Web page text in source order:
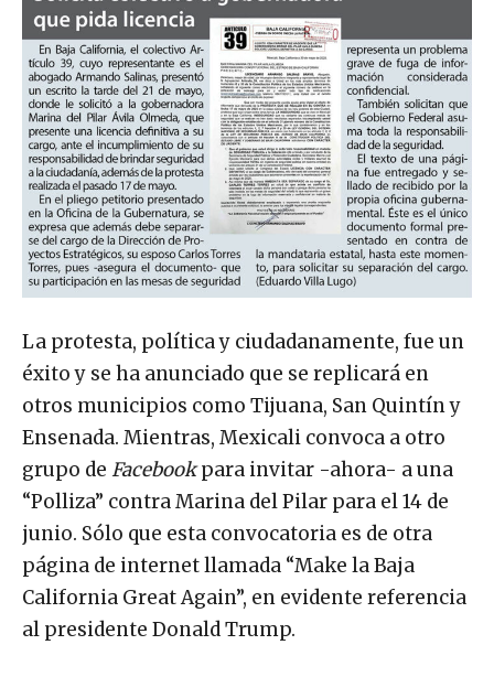
La protesta, política y ciudadanamente, fue un
éxito y se ha anunciado que se replicará en
otros municipios como Tijuana, San Quintín y
Ensenada. Mientras, Mexicali convoca a otro
grupo de Facebookpara invitar -ahora- a una
“Polliza” contra Marina del Pilar para el 14 de
junio. Sólo que esta convocatoria es de otra
página de internet llamada “Make la Baja
California Great Again”, en evidente referencia
al presidente Donald Trump.